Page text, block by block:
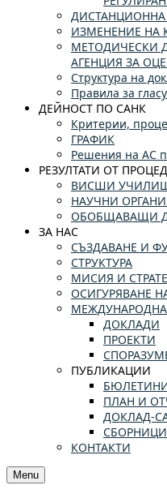
ИЗМЕНЕНИЕ НА
МЕТОДИЧЕСКИ
АГЕНЦИЯ ЗА
Структура на
Правила за
ДЕЙНОСТ ПО САНК
Критерии,
ГРАФИК
Решения на АС
РЕЗУЛТАТИ ОТ
ВИСШИ
НАУЧНИ
ОБОБЩАВАЩИ
ЗА НАС
СЪЗДАВАНЕ И
СТРУКТУРА
МИСИЯ И
ОСИГУРЯВАНЕ
ДОКЛАДИ
ПРОЕКТИ
ПУБЛИКАЦИИ
ПЛАН И
ДОКЛАД-
СБОРНИЦИ
КОНТАКТИ
Menu